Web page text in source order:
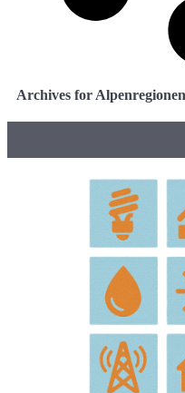
Archives for